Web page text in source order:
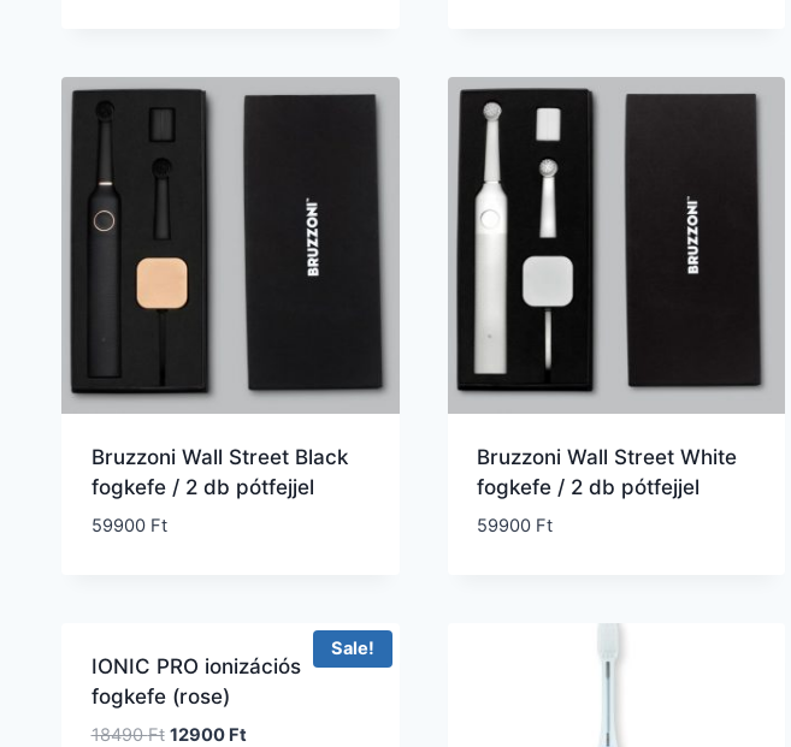
Bruzzoni Wall Street Black
fogkefe / 2 db pótfejjel
59900 Ft
Bruzzoni Wall Street White
fogkefe / 2 db pótfejjel
59900 Ft
Sale!
IONIC PRO ionizációs
fogkefe (rose)
18490Ft 12900 Ft